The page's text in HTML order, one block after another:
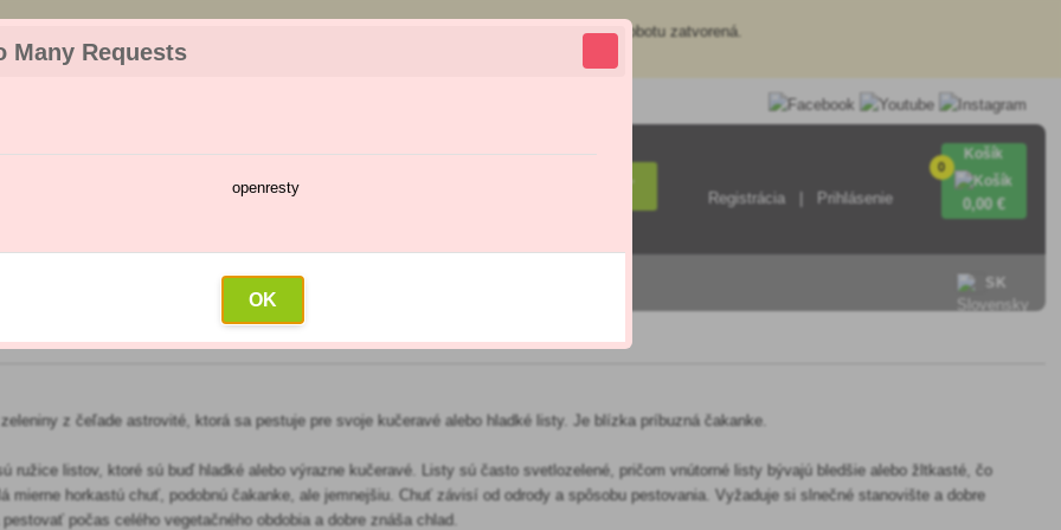
Many Requests
openresty
OK
Tovar skladom pripravíme do 30 min na základe objednávky. Predajňa je v sobotu zatvorená.
Hľadať
Registrácia Prihlásenie
0
Košík
0,00 €
SK
Kalendár postrekov Veľkoobchod
z čeľade astrovité, ktorá sa pestuje pre svoje kučeravé alebo hladké listy. Je blízka príbuzná čakanke.
ružice listov, ktoré sú buď hladké alebo výrazne kučeravé. Listy sú často svetlozelené, pričom vnútorné listy bývajú bledšie alebo žltkasté, čo
mierne horkastú chuť, podobnú čakanke, ale jemnejšiu. Chuť závisí od odrody a spôsobu pestovania. Vyžaduje si slnečné stanovište a dobre
počas celého vegetačného obdobia a dobre znáša chlad.